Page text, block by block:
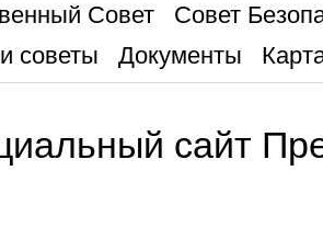
Совет
Совет
советы
Документы
сайт